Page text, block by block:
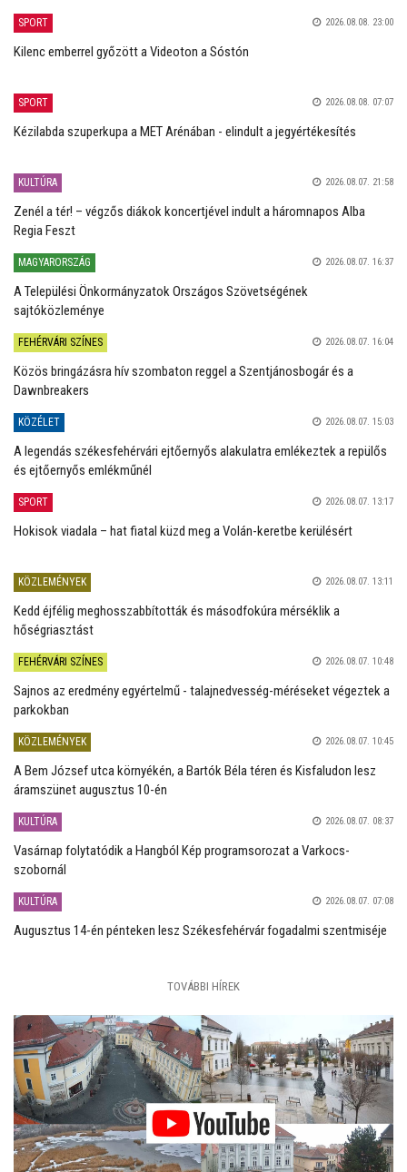
SPORT 2026.08.08. 23:00
Kilenc emberrel győzött a Videoton a Sóstón
SPORT 2026.08.08. 07:07
Kézilabda szuperkupa a MET Arénában - elindult a jegyértékesítés
KULTÚRA 2026.08.07. 21:58
Zenél a tér! – végzős diákok koncertjével indult a háromnapos Alba
Regia Feszt
MAGYARORSZÁG 2026.08.07. 16:37
A Települési Önkormányzatok Országos Szövetségének
sajtóközleménye
FEHÉRVÁRI SZÍNES 2026.08.07. 16:04
Közös bringázásra hív szombaton reggel a Szentjánosbogár és a
Dawnbreakers
KÖZÉLET 2026.08.07. 15:03
A legendás székesfehérvári ejtőernyős alakulatra emlékeztek a repülős
és ejtőernyős emlékműnél
SPORT 2026.08.07. 13:17
Hokisok viadala – hat fiatal küzd meg a Volán-keretbe kerülésért
KÖZLEMÉNYEK 2026.08.07. 13:11
Kedd éjfélig meghosszabbították és másodfokúra mérséklik a
hőségriasztást
FEHÉRVÁRI SZÍNES 2026.08.07. 10:48
Sajnos az eredmény egyértelmű - talajnedvesség-méréseket végeztek a
parkokban
KÖZLEMÉNYEK 2026.08.07. 10:45
A Bem József utca környékén, a Bartók Béla téren és Kisfaludon lesz
áramszünet augusztus 10-én
KULTÚRA 2026.08.07. 08:37
Vasárnap folytatódik a Hangból Kép programsorozat a Varkocs-
szobornál
KULTÚRA 2026.08.07. 07:08
Augusztus 14-én pénteken lesz Székesfehérvár fogadalmi szentmiséje
TOVÁBBI HÍREK